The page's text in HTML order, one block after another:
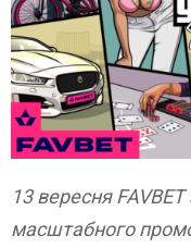
13 вересня
масштабного